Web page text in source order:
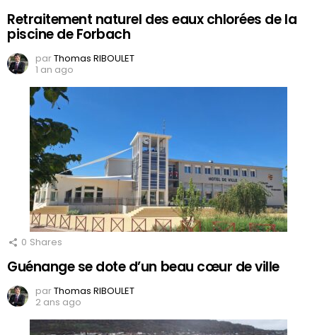
Retraitement naturel des eaux chlorées de la
piscine de Forbach
parThomas RIBOULET
1 an ago
0 Shares
Guénange se dote d’un beau cœur de ville
parThomas RIBOULET
2 ans ago